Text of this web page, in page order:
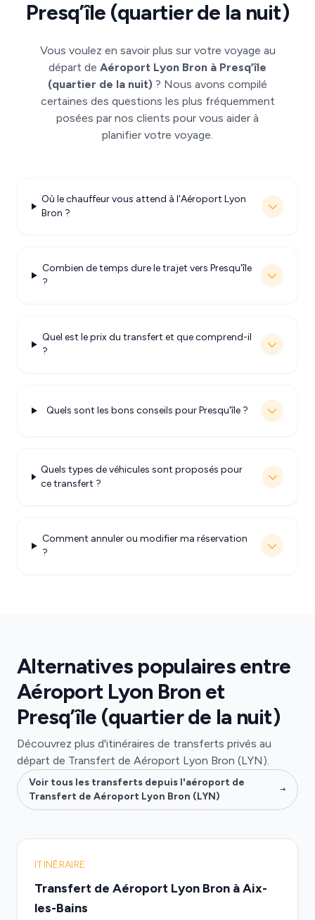
Presq’île (quartier de la nuit)
Vous voulez en savoir plus sur votre voyage au
départ de Aéroport Lyon Bron à Presq’île
(quartier de la nuit) ? Nous avons compilé
certaines des questions les plus fréquemment
posées par nos clients pour vous aider à
planifier votre voyage.
Où le chauffeur vous attend à l'Aéroport Lyon
Bron ?
Combien de temps dure le trajet vers Presqu'île
?
Quel est le prix du transfert et que comprend-il
?
Quels sont les bons conseils pour Presqu'île ?
Quels types de véhicules sont proposés pour
ce transfert ?
Comment annuler ou modifier ma réservation
?
Alternatives populaires entre
Aéroport Lyon Bron et
Presq’île (quartier de la nuit)
Découvrez plus d'itinéraires de transferts privés au
départ de Transfert de Aéroport Lyon Bron (LYN).
Voir tous les transferts depuis l'aéroport de
Transfert de Aéroport Lyon Bron (LYN)
ITINÉRAIRE
Transfert de Aéroport Lyon Bron à Aix-
les-Bains